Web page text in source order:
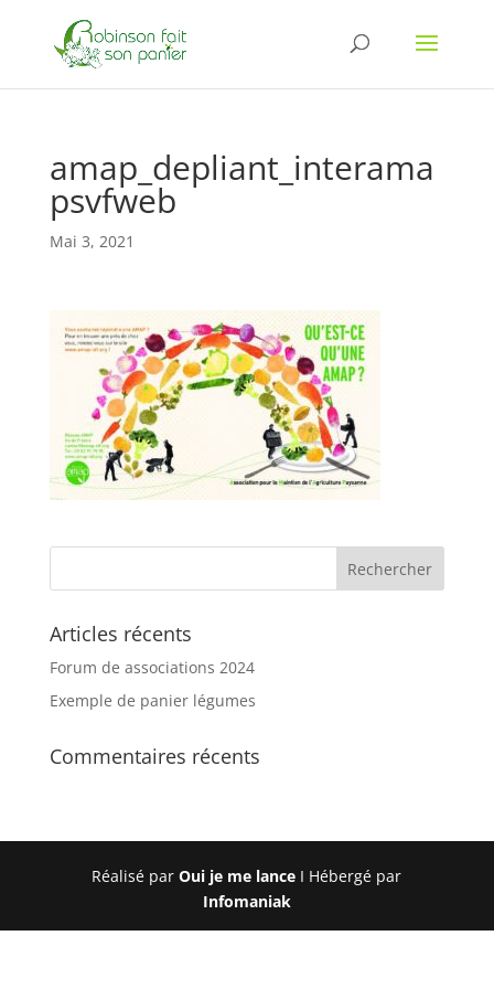
amap_depliant_interama
psvfweb
Mai 3, 2021
Articles récents
Forum de associations 2024
Exemple de panier légumes
Commentaires récents
Réalisé parOui je me lance I Hébergé par
Infomaniak